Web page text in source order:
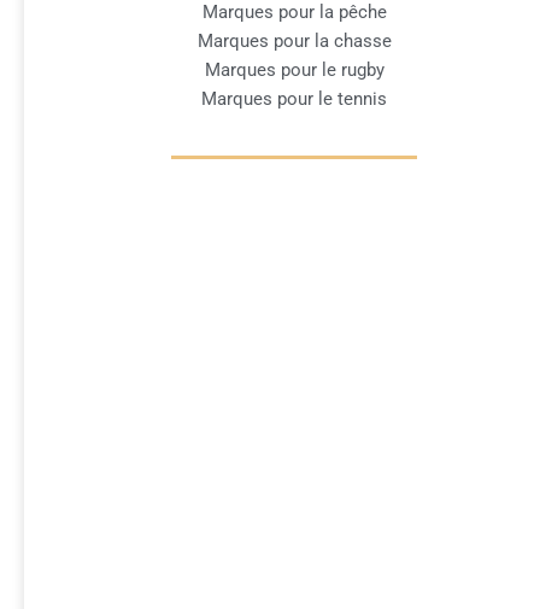
Marques pour la pêche
Marques pour la chasse
Marques pour le rugby
Marques pour le tennis